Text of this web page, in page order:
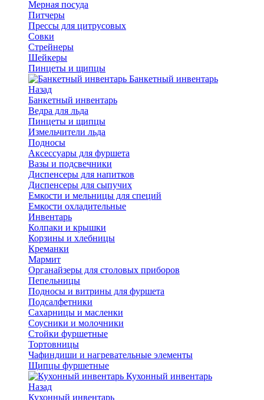
Мерная посуда
Питчеры
Прессы для цитрусовых
Совки
Стрейнеры
Шейкеры
Пинцеты и щипцы
Банкетный инвентарь
Назад
Банкетный инвентарь
Ведра для льда
Пинцеты и щипцы
Измельчители льда
Подносы
Аксессуары для фуршета
Вазы и подсвечники
Диспенсеры для напитков
Диспенсеры для сыпучих
Емкости и мельницы для специй
Емкости охладительные
Инвентарь
Колпаки и крышки
Корзины и хлебницы
Креманки
Мармит
Органайзеры для столовых приборов
Пепельницы
Подносы и витрины для фуршета
Подсалфетники
Сахарницы и масленки
Соусники и молочники
Стойки фуршетные
Тортовницы
Чафиндиши и нагревательные элементы
Щипцы фуршетные
Кухонный инвентарь
Назад
Кухонный инвентарь